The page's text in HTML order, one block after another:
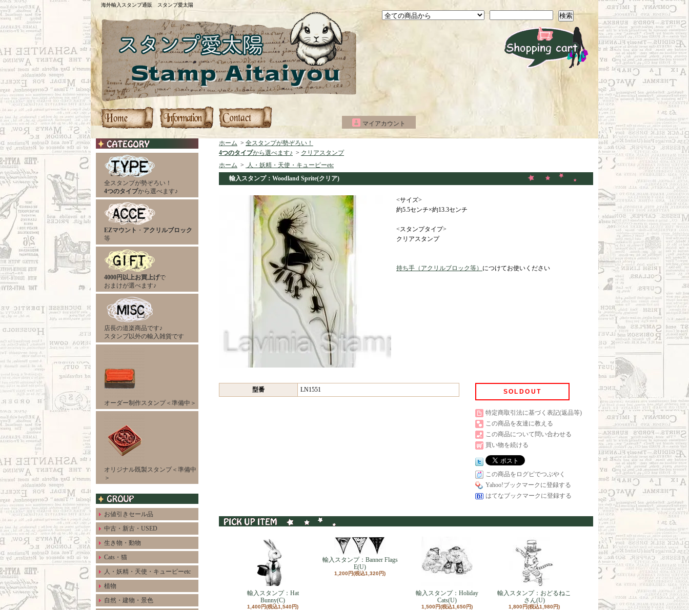
海外輸入スタンプ通販 スタンプ愛太陽
検索
マイアカウント
全スタンプが勢ぞろい！
4つのタイプから選べます♪
EZマウント ・ アクリルブロック
等
4000円以上お買上げで
おまけが選べます♪
店長の道楽商品です♪
スタンプ以外の輸入雑貨です
オーダー制作スタンプ＜準備中＞
オリジナル既製スタンプ＜準備中
＞
お値引きセール品
中古・新古・USED
生き物・動物
Cats・猫
人・妖精・天使・キューピーetc
植物
自然・建物・景色
ホーム > 全スタンプが勢ぞろい！
4つのタイプから選べます♪ > クリアスタンプ
ホーム >
人・妖精・天使・キューピーetc
輸入スタンプ：Woodland Sprite(クリア)
<サイズ>
約5.5センチ×約13.3センチ
<スタンプタイプ>
クリアスタンプ
持ち手（アクリルブロック等） につけてお使いください
型番 LN1551 SOLDOUT
特定商取引法に基づく表記(返品等)
この商品を友達に教える
この商品について問い合わせる
買い物を続ける
この商品をログピでつぶやく
Yahoo!ブックマークに登録する
はてなブックマークに登録する
輸入スタンプ：Hat
Bunny(C)
1,400円(税込1,540円)
輸入スタンプ：Banner Flags
E(U)
1,200円(税込1,320円)
輸入スタンプ：Holiday
Cats(U)
1,500円(税込1,650円)
輸入スタンプ：おどるねこ
さん(U)
1,800円(税込1,980円)